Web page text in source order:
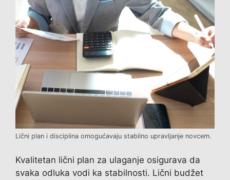
Lični plan i disciplina omogućavaju stabilno upravljanje novcem.
Kvalitetan lični plan za ulaganje osigurava da
svaka odluka vodi ka stabilnosti. Lični budžet